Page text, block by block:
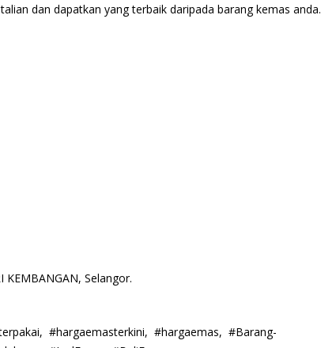
dan dapatkan yang terbaik daripada barang kemas anda.
KEMBANGAN, Selangor.
#hargaemasterkini, #hargaemas, #Barang-